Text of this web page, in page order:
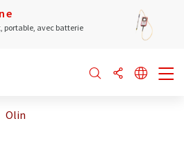
portable, avec batterie
Olin